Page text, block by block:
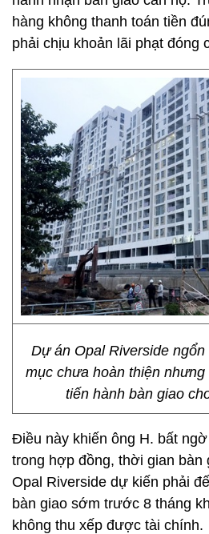
hàng không thanh toán tiền
phải chịu khoản lãi phạt đóng
Dự án Opal Riverside
mục chưa hoàn thiện
tiến hành bàn giao
Điều này khiến ông H. bất
trong hợp đồng, thời gian bàn
Opal Riverside dự kiến phải
bàn giao sớm trước 8 tháng
không thu xếp được tài chính.